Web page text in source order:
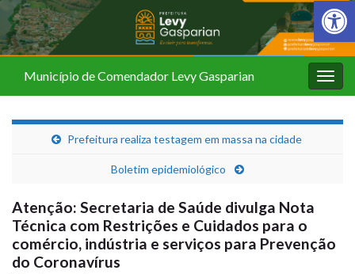
Barra de
Município de Comendador Levy Gasparian
Prefeitura realiza testagem em massa na cidade
Boletim epidemiológico
Atenção: Secretaria de Saúde divulga Nota
Técnica com Restrições e Cuidados para o
comércio, indústria e serviços para Prevenção
do Coronavírus